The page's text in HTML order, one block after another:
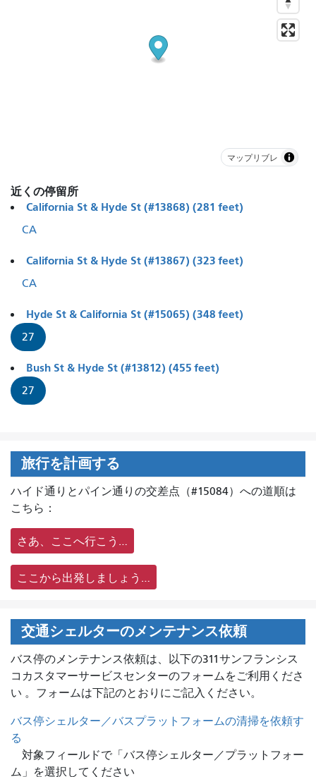
マップリブレ
近くの停留所
California St & Hyde St (#13868) (281 feet)
CA
California St & Hyde St (#13867) (323 feet)
CA
Hyde St & California St (#15065) (348 feet)
27
Bush St & Hyde St (#13812) (455 feet)
27
旅行を計画する
ハイド通りとパイン通りの交差点（#15084）への道順は
こちら：
さあ、ここへ行こう…
ここから出発しましょう…
交通シェルターのメンテナンス依頼
バス停のメンテナンス依頼は、 以下の311サンフランシス
コカスタマーサービスセンターのフォームをご利用くださ
い 。フォームは下記のとおりにご記入ください。
バス停シェルター／バスプラットフォームの清掃を依頼す
る
対象フィールドで「バス停シェルター／プラットフォー
ム」を選択してください